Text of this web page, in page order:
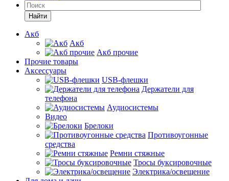
Найти
Акб
Акб
Акб прочие
Прочие товары
Аксессуары
USB-флешки
Держатели для
телефона
Аудиосистемы
Видео
Брелоки
Противоугонные
средства
Ремни стяжные
Тросы буксировочные
Электрика/освещение